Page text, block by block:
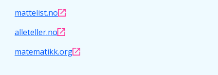
mattelist.no
alleteller.no
matematikk.org